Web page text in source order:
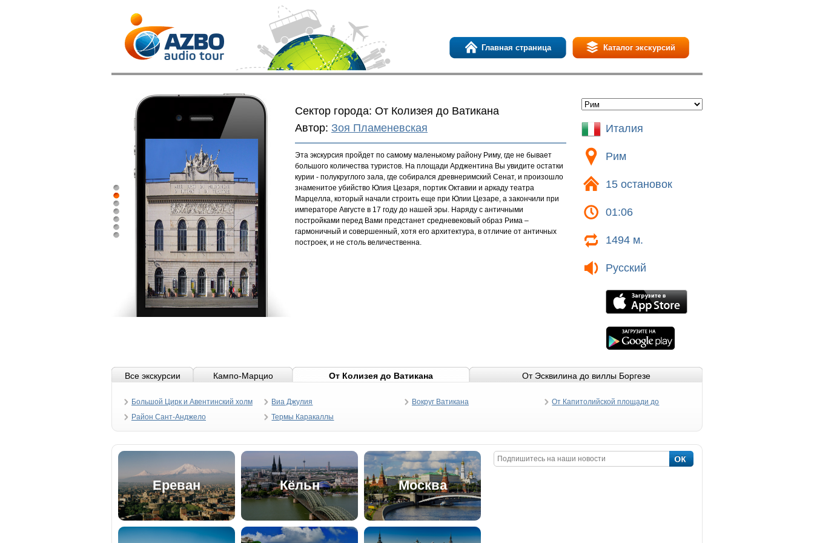
Главная страница Каталог экскурсий
Сектор города: От Колизея до Ватикана
Автор: Зоя Пламеневская
Эта экскурсия пройдет по самому маленькому району Риму, где не бывает
большого количества туристов. На площади Арджентина Вы увидите остатки
курии - полукруглого зала, где собирался древнеримский Сенат, и произошло
знаменитое убийство Юлия Цезаря, портик Октавии и аркаду театра
Марцелла, который начали строить еще при Юлии Цезаре, а закончили при
императоре Августе в 17 году до нашей эры. Наряду с античными
постройками перед Вами предстанет средневековый образ Рима –
гармоничный и совершенный, хотя его архитектура, в отличие от античных
построек, и не столь величественна.
Италия
Рим
15 остановок
01:06
1494 м.
Русский
Все экскурсии Кампо-Марцио От Колизея до Ватикана От Эсквилина до виллы Боргезе
Большой Цирк и Авентинский холм Виа Джулия Вокруг Ватикана
От Капитолийской площади до
Район Сант-Анджело Термы Каракаллы
Ереван Кёльн Москва